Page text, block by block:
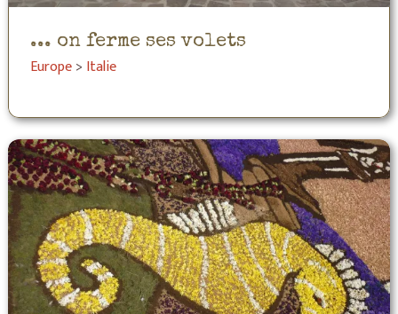
... on ferme ses volets
Europe> Italie